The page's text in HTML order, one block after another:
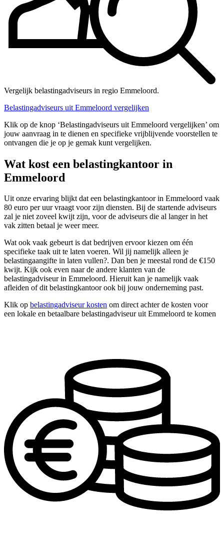
Vergelijk belastingadviseurs in regio Emmeloord.
Belastingadviseurs uit Emmeloord vergelijken
Klik op de knop ‘Belastingadviseurs uit Emmeloord vergelijken’ om
jouw aanvraag in te dienen en specifieke vrijblijvende voorstellen te
ontvangen die je op je gemak kunt vergelijken.
Wat kost een belastingkantoor in
Emmeloord
Uit onze ervaring blijkt dat een belastingkantoor in Emmeloord vaak
80 euro per uur vraagt voor zijn diensten. Bij de startende adviseurs
zal je niet zoveel kwijt zijn, voor de adviseurs die al langer in het
vak zitten betaal je weer meer.
Wat ook vaak gebeurt is dat bedrijven ervoor kiezen om één
specifieke taak uit te laten voeren. Wil jij namelijk alleen je
belastingaangifte in laten vullen?. Dan ben je meestal rond de €150
kwijt. Kijk ook even naar de andere klanten van de
belastingadviseur in Emmeloord. Hieruit kan je namelijk vaak
afleiden of dit belastingkantoor ook bij jouw onderneming past.
Klik op belastingadviseur kosten om direct achter de kosten voor
een lokale en betaalbare belastingadviseur uit Emmeloord te komen